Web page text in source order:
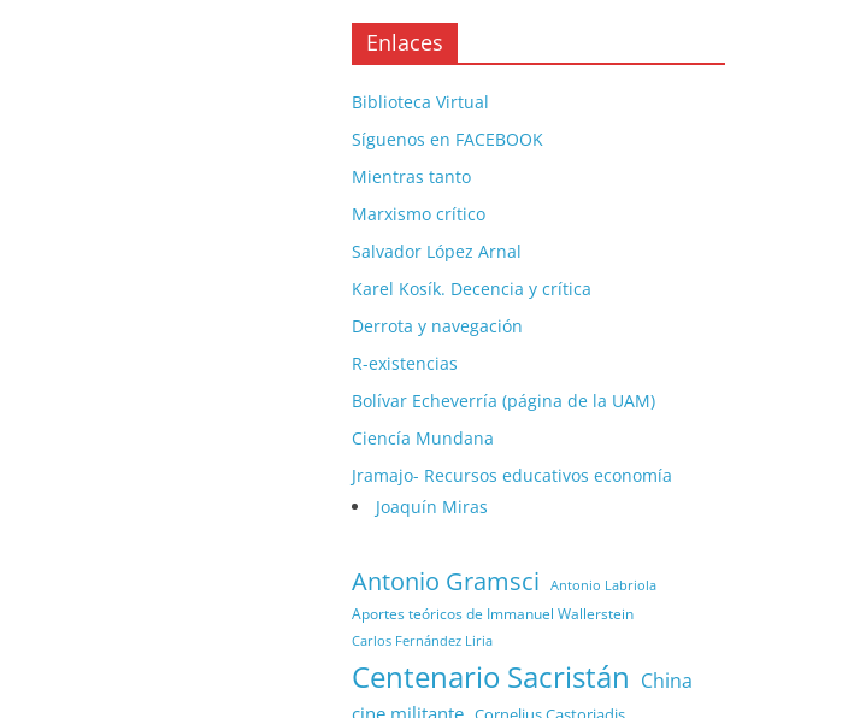
Enlaces
Biblioteca Virtual
Síguenos en FACEBOOK
Mientras tanto
Marxismo crítico
Salvador López Arnal
Karel Kosík. Decencia y crítica
Derrota y navegación
R-existencias
Bolívar Echeverría (página de la UAM)
Ciencía Mundana
Jramajo- Recursos educativos economía
Joaquín Miras
Antonio Gramsci Antonio Labriola
Aportes teóricos de Immanuel Wallerstein
Carlos Fernández Liria
Centenario Sacristán China